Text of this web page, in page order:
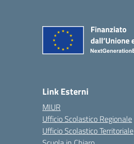
Link Esterni
MIUR
Ufficio Scolastico Regionale
Ufficio Scolastico Territoriale